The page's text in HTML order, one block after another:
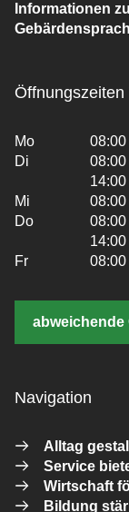
Informationen
Öffnungszeiten
Mo
Di
Mi
Do
Fr
abweichende
Navigation
Alltag
Service
Wirtschaft
Bildung